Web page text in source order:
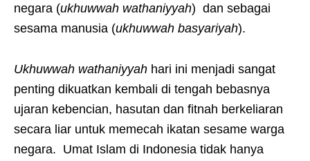
negara (ukhuwwah wathaniyyah) dan sebagai
sesama manusia (ukhuwwah basyariyah).
Ukhuwwah wathaniyyah hari ini menjadi sangat
penting dikuatkan kembali di tengah bebasnya
ujaran kebencian, hasutan dan fitnah berkeliaran
secara liar untuk memecah ikatan sesame warga
negara. Umat Islam di Indonesia tidak hanya